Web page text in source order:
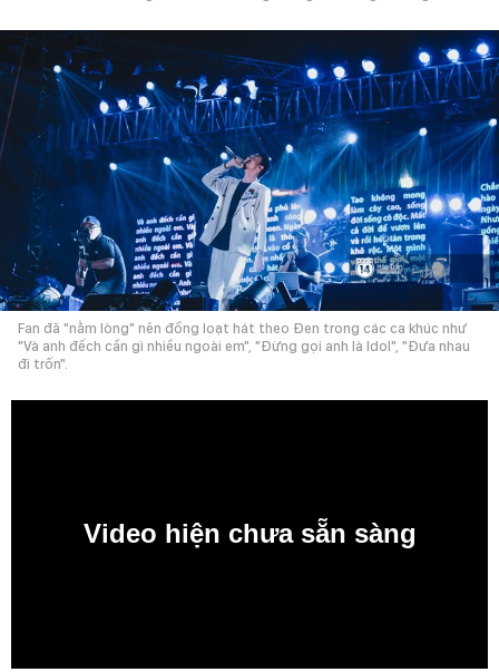
Fan đã "nằm lòng" nên đồng loạt hát theo Đen trong các ca khúc như
"Và anh đếch cần gì nhiều ngoài em", "Đừng gọi anh là Idol", "Đưa nhau
đi trốn".
Video hiện chưa sẵn sàng